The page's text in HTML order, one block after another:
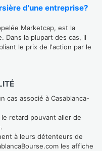
d'une entreprise?
Marketcap, est la
Dans la plupart des cas, il
le prix de l'action par le
cas associé à Casablanca-
retard pouvant aller de
à leurs détenteurs de
les affiche